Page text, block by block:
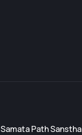
Samata Path Sanstha